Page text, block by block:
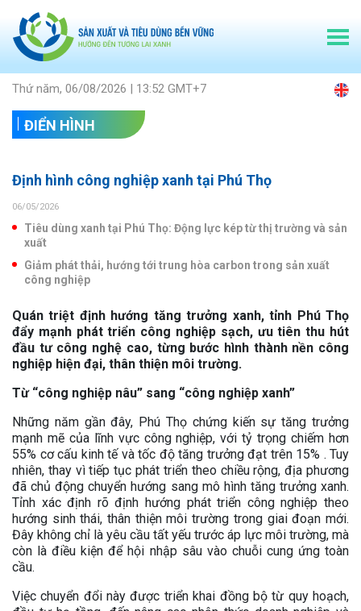
Thứ năm, 06/08/2026 | 13:52 GMT+7
ĐIỂN HÌNH
Định hình công nghiệp xanh tại Phú Thọ
06/05/2026
Tiêu dùng xanh tại Phú Thọ: Động lực kép từ thị trường và sản
xuất
Giảm phát thải, hướng tới trung hòa carbon trong sản xuất
công nghiệp
Quán triệt định hướng tăng trưởng xanh, tỉnh Phú Thọ
đẩy mạnh phát triển công nghiệp sạch, ưu tiên thu hút
đầu tư công nghệ cao, từng bước hình thành nền công
nghiệp hiện đại, thân thiện môi trường.
Từ “công nghiệp nâu” sang “công nghiệp xanh”
Những năm gần đây, Phú Thọ chứng kiến sự tăng trưởng
mạnh mẽ của lĩnh vực công nghiệp, với tỷ trọng chiếm hơn
55% cơ cấu kinh tế và tốc độ tăng trưởng đạt trên 15% . Tuy
nhiên, thay vì tiếp tục phát triển theo chiều rộng, địa phương
đã chủ động chuyển hướng sang mô hình tăng trưởng xanh.
Tỉnh xác định rõ định hướng phát triển công nghiệp theo
hướng sinh thái, thân thiện môi trường trong giai đoạn mới.
Đây không chỉ là yêu cầu tất yếu trước áp lực môi trường, mà
còn là điều kiện để hội nhập sâu vào chuỗi cung ứng toàn
cầu.
Việc chuyển đổi này được triển khai đồng bộ từ quy hoạch,